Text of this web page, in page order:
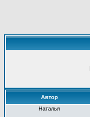
Автор
Наталья